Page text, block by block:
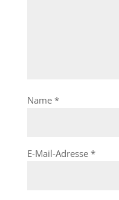
Name *
E-Mail-Adresse *